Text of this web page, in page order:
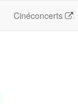
Cinéconcerts